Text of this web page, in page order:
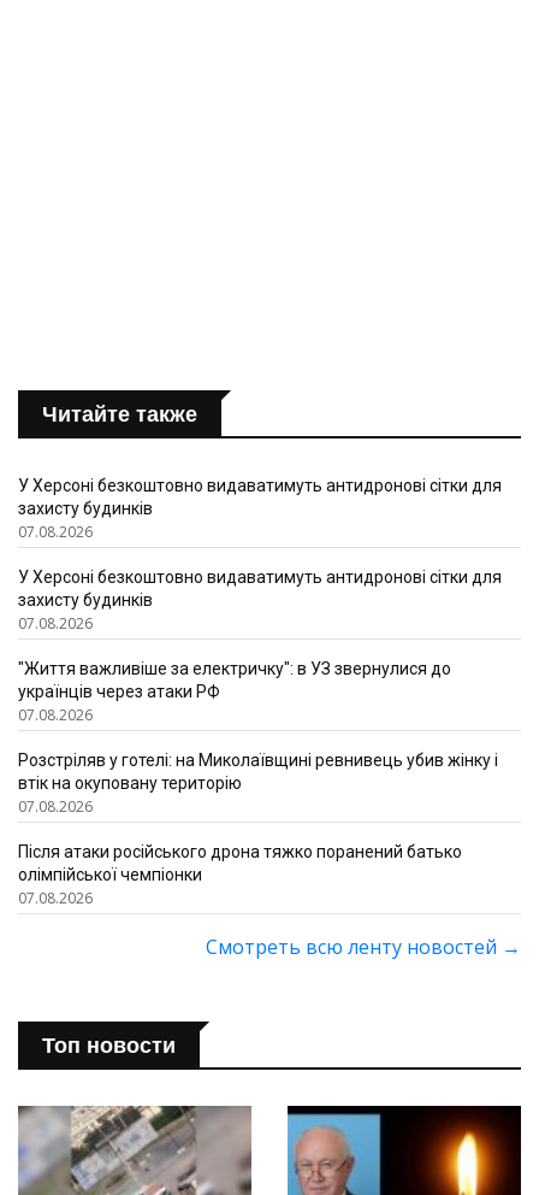
Читайте также
У Херсоні безкоштовно видаватимуть антидронові сітки для
захисту будинків
07.08.2026
У Херсоні безкоштовно видаватимуть антидронові сітки для
захисту будинків
07.08.2026
"Життя важливіше за електричку": в УЗ звернулися до
українців через атаки РФ
07.08.2026
Розстріляв у готелі: на Миколаївщині ревнивець убив жінку і
втік на окуповану територію
07.08.2026
Після атаки російського дрона тяжко поранений батько
олімпійської чемпіонки
07.08.2026
Смотреть всю ленту новостей →
Топ новости